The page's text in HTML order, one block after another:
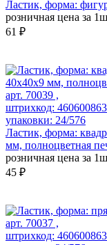
Ластик, форма:
розничная цена за
61 ₽
арт. 70039 ,
штрихкод:
упаковки: 24/576
Ластик, форма:
мм, полноцветная
розничная цена за
45 ₽
арт. 70037 ,
штрихкод: